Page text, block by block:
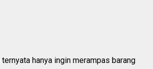
ternyata hanya ingin merampas barang